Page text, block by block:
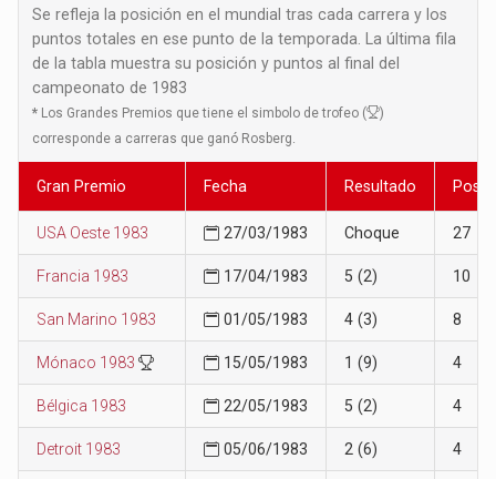
Se refleja la posición en el mundial tras cada carrera y los
puntos totales en ese punto de la temporada. La última fila
de la tabla muestra su posición y puntos al final del
campeonato de 1983
* Los Grandes Premios que tiene el simbolo de trofeo (
)
corresponde a carreras que ganó Rosberg.
Gran Premio Fecha Resultado
USA Oeste 1983 27/03/1983 Choque 27
Francia 1983 17/04/1983 5 (2) 10
San Marino 1983 01/05/1983 4 (3) 8
Mónaco 1983 15/05/1983 1 (9) 4
Bélgica 1983 22/05/1983 5 (2) 4
Detroit 1983 05/06/1983 2 (6) 4